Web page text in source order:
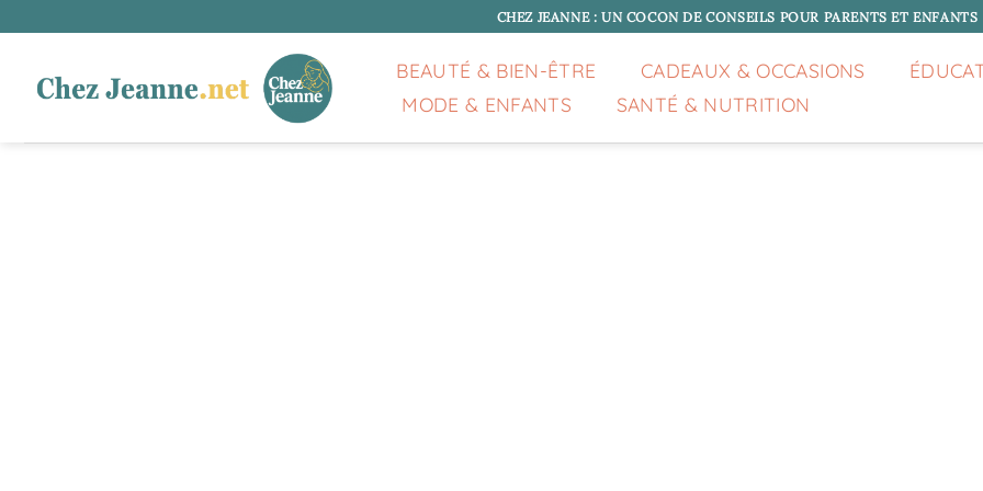
au
CHEZ JEANNE : UN COCON DE CONSEILS POUR PARENTS ET ENFANTS
BEAUTÉ & BIEN-ÊTRE CADEAUX & OCCASIONS
MODE & ENFANTS
SANTÉ & NUTRITION